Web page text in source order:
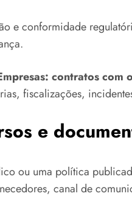
e conformidade
contratos com
fiscalizações,
e
ou uma política
canal de